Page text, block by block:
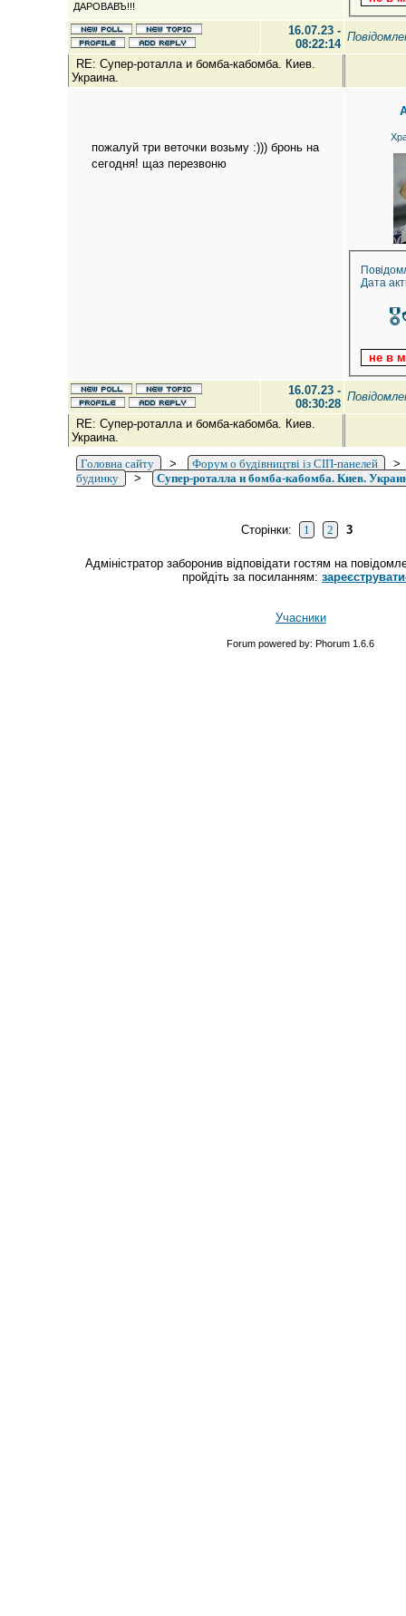
ДАРОВАВЪ!!!
16.07.23 -
08:22:14
RE: Супер-роталла и бомба-кабомба. Киев.
Украина.
пожалуй три веточки возьму :))) бронь на
сегодня! щаз перезвоню
Дата
16.07.23 -
08:30:28
RE: Супер-роталла и бомба-кабомба. Киев.
Украина.
Головна сайту
> Форум о будівництві із СІП-панелей
будинку
> Супер-роталла и бомба-кабомба. Киев.
Сторінки: 1 2 3
Адміністратор заборонив відповідати гостям на
пройдіть за посиланням:
Учасники
Forum powered by: Phorum 1.6.6